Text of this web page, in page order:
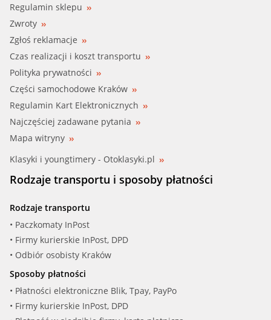
Regulamin sklepu
Zwroty
Zgłoś reklamacje
Czas realizacji i koszt transportu
Polityka prywatności
Części samochodowe Kraków
Regulamin Kart Elektronicznych
Najczęściej zadawane pytania
Mapa witryny
Klasyki i youngtimery - Otoklasyki.pl
Rodzaje transportu i sposoby płatności
Rodzaje transportu
• Paczkomaty InPost
• Firmy kurierskie InPost, DPD
• Odbiór osobisty Kraków
Sposoby płatności
• Płatności elektroniczne Blik, Tpay, PayPo
• Firmy kurierskie InPost, DPD